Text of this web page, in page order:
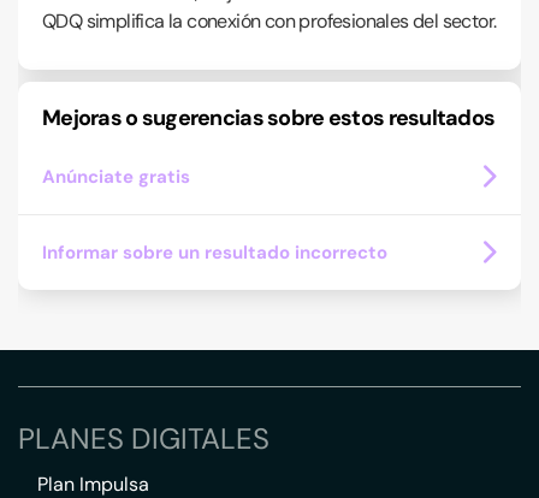
QDQ simplifica la conexión con profesionales del sector.
Mejoras o sugerencias sobre estos resultados
Anúnciate gratis
Informar sobre un resultado incorrecto
PLANES DIGITALES
Plan Impulsa